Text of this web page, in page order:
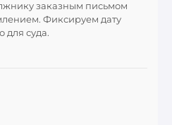
заказным письмом
Фиксируем дату
для суда.